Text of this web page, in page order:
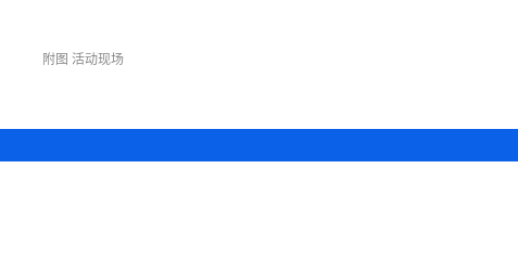
附图 活动现场